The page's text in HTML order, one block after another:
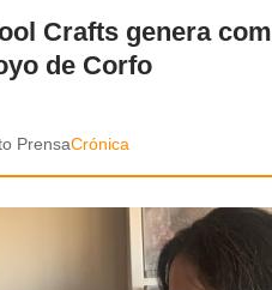
Crafts genera
de Corfo
PrensaCrónica